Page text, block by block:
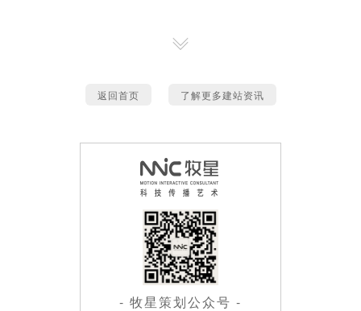
返回首页 了解更多建站资讯
- 牧星策划公众号 -